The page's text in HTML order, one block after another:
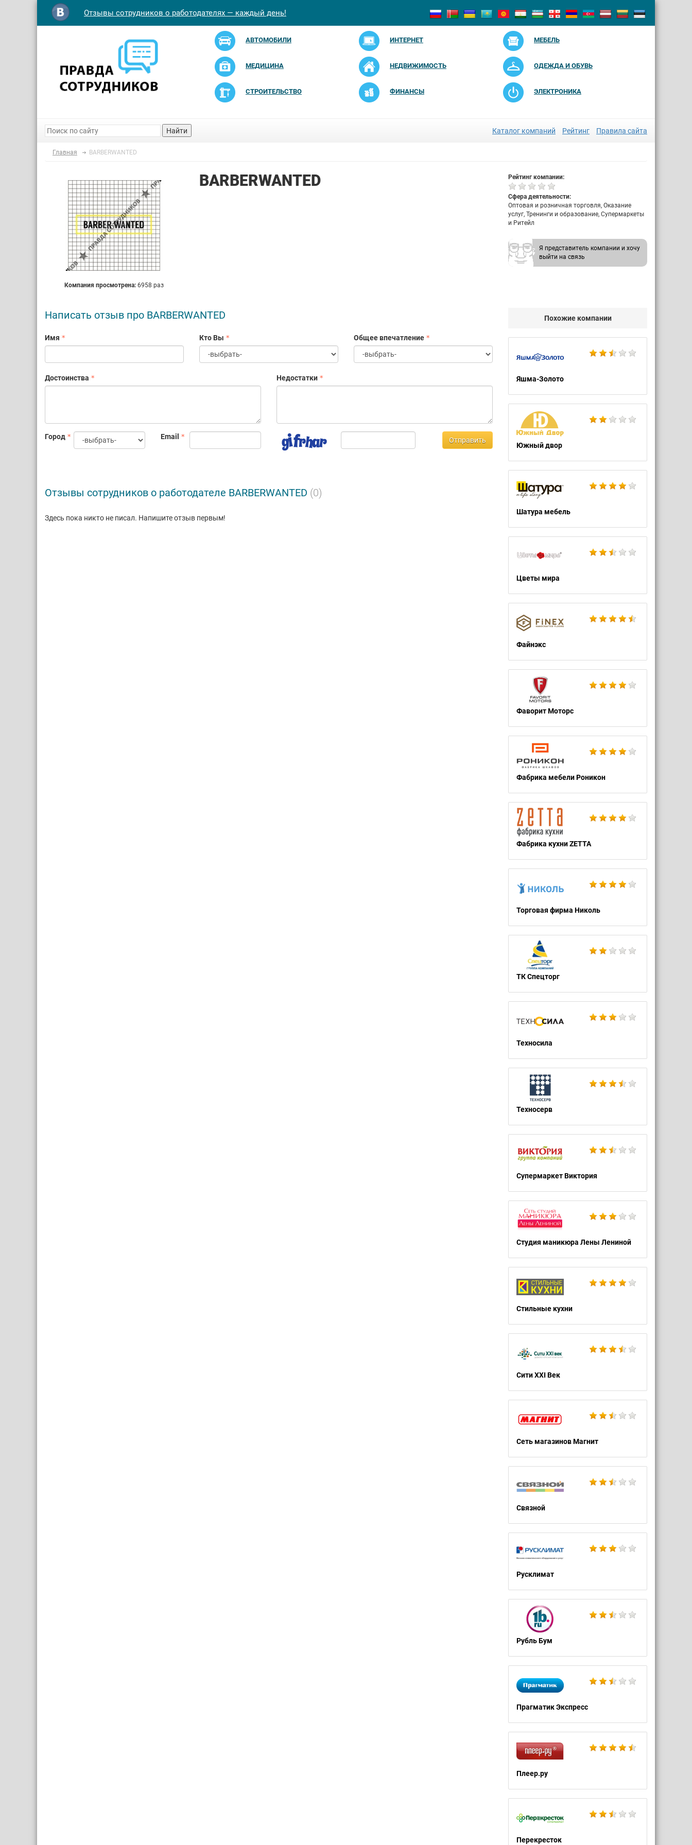
Отзывы сотрудников о работодателях — каждый день!
АВТОМОБИЛИ ИНТЕРНЕТ МЕБЕЛЬ
МЕДИЦИНА НЕДВИЖИМОСТЬ ОДЕЖДА И ОБУВЬ
СТРОИТЕЛЬСТВО ФИНАНСЫ ЭЛЕКТРОНИКА
Найти Каталог компаний Рейтинг Правила сайта
Главная BARBERWANTED
Рейтинг компании:
Сфера деятельности:
Оптовая и розничная торговля, Оказание
услуг, Тренинги и образование, Супермаркеты
и Ритейл
Я представитель компании и хочу
выйти на связь
Похожие компании
Яшма-Золото
Южный двор
Шатура мебель
Цветы мира
Файнэкс
Фаворит Моторс
Фабрика мебели Роникон
Фабрика кухни ZETTA
Торговая фирма Николь
ТК Спецторг
Техносила
Техносерв
Супермаркет Виктория
Студия маникюра Лены Лениной
Стильные кухни
Сити XXI Век
Сеть магазинов Магнит
Связной
Русклимат
Рубль Бум
Прагматик Экспресс
Плеер.ру
Перекресток
Компания просмотрена:6958 раз
BARBERWANTED
Написать отзыв про BARBERWANTED
Имя Кто Вы Общее впечатление
Достоинства Недостатки
Город Email Отправить
Отзывы сотрудников о работодателе BARBERWANTED (0)
Здесь пока никто не писал. Напишите отзыв первым!